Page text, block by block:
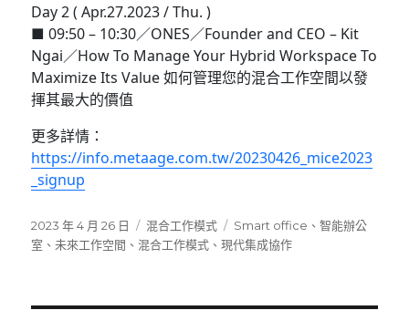
Day 2 ( Apr.27.2023 / Thu. )
■ 09:50 – 10:30／ONES／Founder and CEO – Kit
Ngai／How To Manage Your Hybrid Workspace To
Maximize Its Value 如何管理您的混合工作空間以發
揮其最大的價值
更多詳情：
https://info.metaage.com.tw/20230426_mice2023
_signup
發
佈
2023 年 4 月 26 日
分
類
混合工作模式
標
籤
Smart office 、智能辦公
室 、未來工作空間 、混合工作模式 、現代集成協作